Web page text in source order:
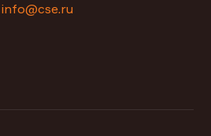
info@cse.ru